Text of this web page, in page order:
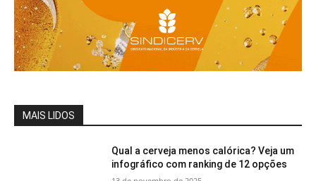
MAIS LIDOS
Qual a cerveja menos calórica? Veja um
infográfico com ranking de 12 opções